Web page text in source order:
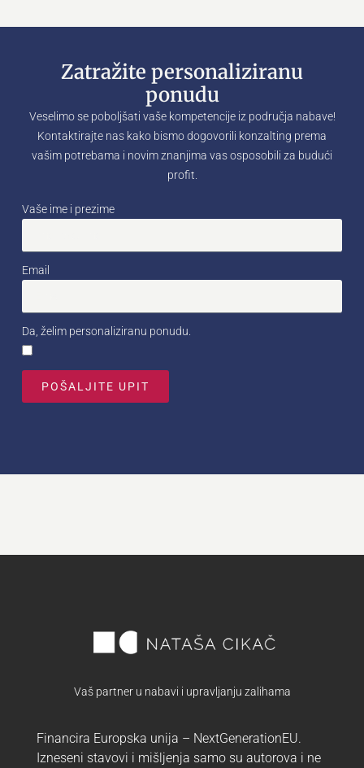
Zatražite personaliziranu
ponudu
Veselimo se poboljšati vaše kompetencije iz područja nabave!
Kontaktirajte nas kako bismo dogovorili konzalting prema
vašim potrebama i novim znanjima vas osposobili za budući
profit.
Vaše ime i prezime
Email
Da, želim personaliziranu ponudu.
POŠALJITE UPIT
Vaš partner u nabavi i upravljanju zalihama
Financira Europska unija – NextGenerationEU.
Izneseni stavovi i mišljenja samo su autorova i ne